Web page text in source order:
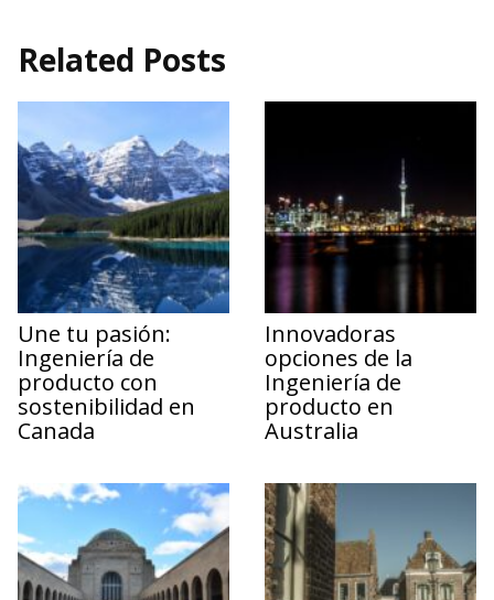
Related Posts
Une tu pasión:
Ingeniería de
producto con
sostenibilidad en
Canada
Innovadoras
opciones de la
Ingeniería de
producto en
Australia